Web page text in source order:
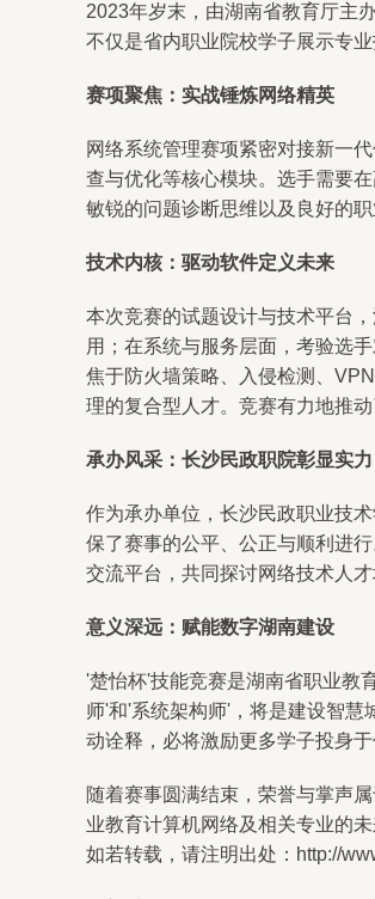
2023年岁末，由湖南省教育厅主
不仅是省内职业院校学子展示专
赛项聚焦：实战锤炼网络精英
网络系统管理赛项紧密对接新一
查与优化等核心模块。选手需要
敏锐的问题诊断思维以及良好的
技术内核：驱动软件定义未来
本次竞赛的试题设计与技术平台
用；在系统与服务层面，考验选
焦于防火墙策略、入侵检测、
理的复合型人才。竞赛有力地推
承办风采：长沙民政职院彰显实力
作为承办单位，长沙民政职业技
保了赛事的公平、公正与顺利进
交流平台，共同探讨网络技术人才
意义深远：赋能数字湖南建设
'楚怡杯'技能竞赛是湖南省职业教
师'和'系统架构师'，将是建设智慧
动诠释，必将激励更多学子投身
随着赛事圆满结束，荣誉与掌声
业教育计算机网络及相关专业的
如若转载，请注明出处：http://